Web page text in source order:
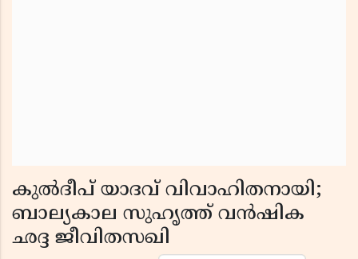
കുൽദീപ് യാദവ് വിവാഹിതനായി;
ബാല്യകാല സുഹൃത്ത് വൻഷിക
ഛദ്ദ ജീവിതസഖി